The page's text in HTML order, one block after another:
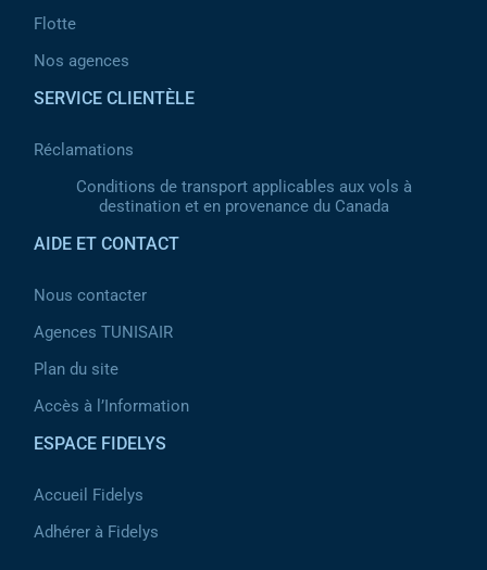
Flotte
Nos agences
SERVICE CLIENTÈLE
Réclamations
Conditions de transport applicables aux vols à
destination et en provenance du Canada
AIDE ET CONTACT
Nous contacter
Agences TUNISAIR
Plan du site
Accès à l’Information
ESPACE FIDELYS
Accueil Fidelys
Adhérer à Fidelys